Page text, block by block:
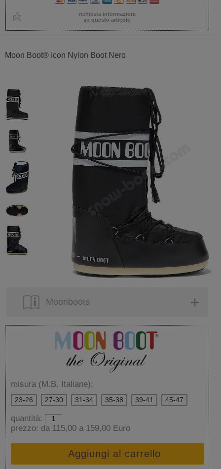
richiesta informazioni
su questo articolo
Moon Boot® Icon Nylon Boot Nero
Moonboots
misura (M.B. Italiane):
23-26 27-30 31-34 35-38 39-41 45-47
quantità:
prezzo: da 115,00 a 159,00 Euro
Aggiungi al carrello